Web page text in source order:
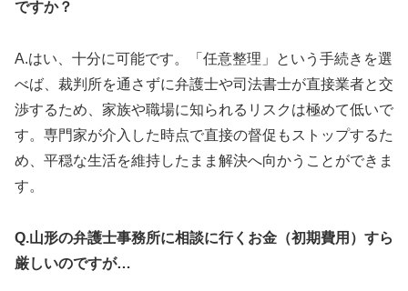
ですか？
A.はい、十分に可能です。「任意整理」という手続きを選
べば、裁判所を通さずに弁護士や司法書士が直接業者と交
渉するため、家族や職場に知られるリスクは極めて低いで
す。専門家が介入した時点で直接の督促もストップするた
め、平穏な生活を維持したまま解決へ向かうことができま
す。
Q.山形の弁護士事務所に相談に行くお金（初期費用）すら
厳しいのですが…